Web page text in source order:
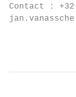
Contact :